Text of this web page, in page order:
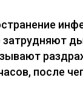
затрудняют
после